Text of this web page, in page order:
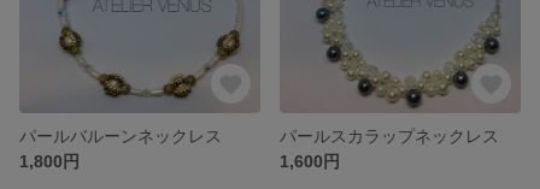
パールバルーンネックレス
1,800円
パールスカラップネックレス
1,600円